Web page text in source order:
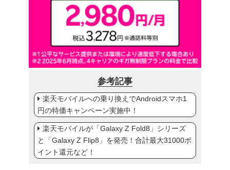
参考記事
楽天モバイルへの乗り換えでAndroidスマホ1
円の特価キャンペーン実施中！
楽天モバイルが「Galaxy Z Fold8」シリーズ
と「Galaxy Z Flip8」を発売！合計最大31000ポ
イント還元など！